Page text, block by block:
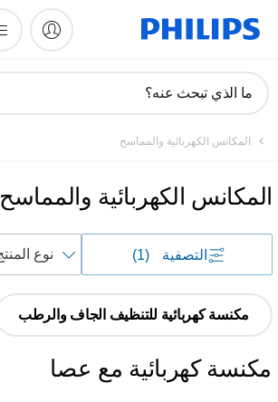
دعم
ما الذي تبحث عنه؟
المكانس الكهربائية والمماسح
المكانس الكهربائية والمماسح
التصفية
حسب
مكنسة كهربائية للتنظيف الجاف والرطب
مكنسة كهربائية مع عصا